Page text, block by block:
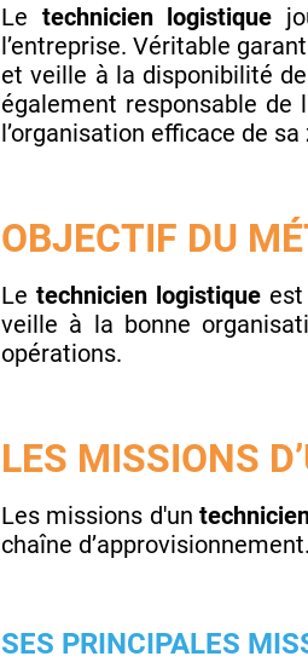
Le technicien logistique
l’entreprise. Véritable
et veille à la disponibilité
également responsable de
l’organisation efficace de
OBJECTIF DU
Le technicien logistiqueest
veille à la bonne
opérations.
LES MISSIONS
Les missions d'un
chaîne d’approvisionnement.
SES PRINCIPALES